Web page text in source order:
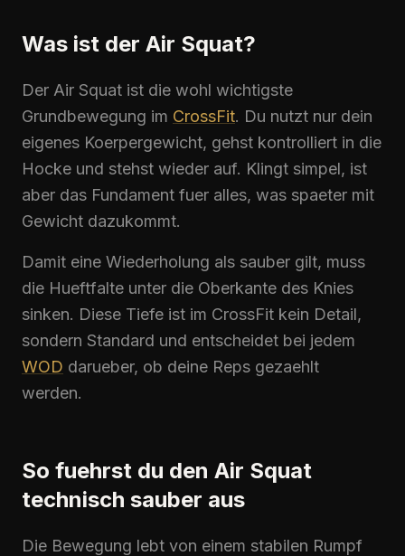
Was ist der Air Squat?
Der Air Squat ist die wohl wichtigste
Grundbewegung im CrossFit. Du nutzt nur dein
eigenes Koerpergewicht, gehst kontrolliert in die
Hocke und stehst wieder auf. Klingt simpel, ist
aber das Fundament fuer alles, was spaeter mit
Gewicht dazukommt.
Damit eine Wiederholung als sauber gilt, muss
die Hueftfalte unter die Oberkante des Knies
sinken. Diese Tiefe ist im CrossFit kein Detail,
sondern Standard und entscheidet bei jedem
WOD darueber, ob deine Reps gezaehlt
werden.
So fuehrst du den Air Squat
technisch sauber aus
Die Bewegung lebt von einem stabilen Rumpf